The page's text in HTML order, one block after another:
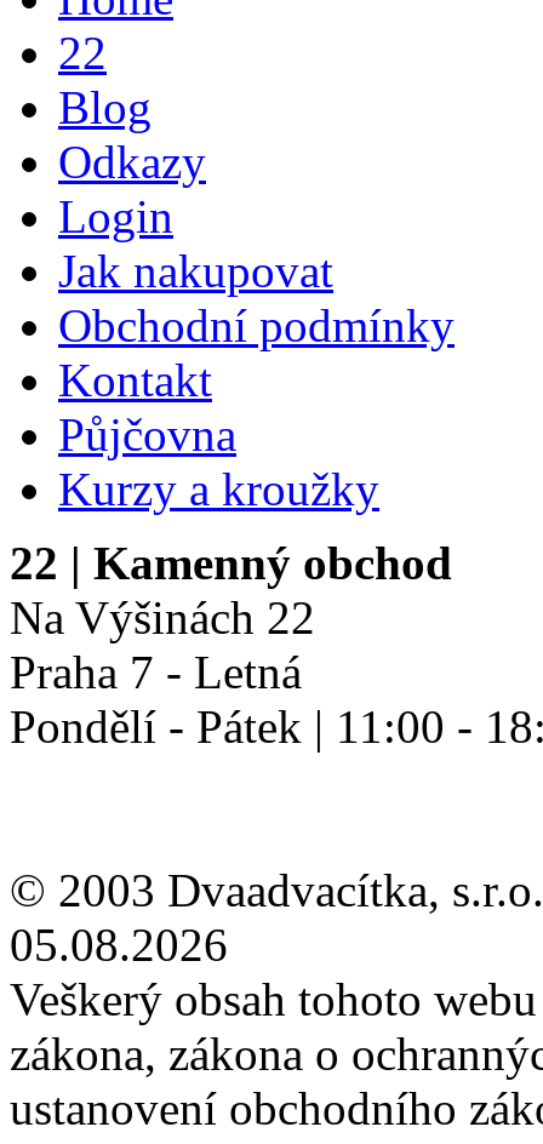
22
Blog
Odkazy
Login
Jak nakupovat
Obchodní podmínky
Kontakt
Půjčovna
Kurzy a kroužky
22 | Kamenný obchod
Na Výšinách 22
Praha 7 - Letná
Pondělí - Pátek | 11:00 -
© 2003 Dvaadvacítka,
05.08.2026
Veškerý obsah tohoto
zákona, zákona o
ustanovení obchodního